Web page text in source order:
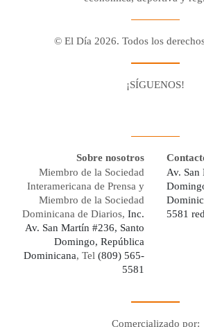
© El Día 2026. Todos los
¡SÍGUENOS!
Sobre nosotros
Miembro de la Sociedad
Interamericana de Prensa y
Miembro de la Sociedad
Dominicana de Diarios, Inc.
Av. San Martín #236, Santo
Domingo, República
Dominicana, Tel (809) 565-
5581
Av. San
5581
Comercializado por: